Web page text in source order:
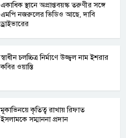
একাধিক স্থানে অপ্রাপ্তবয়স্ক তরুণীর সঙ্গে
এমপি নজরুলের ভিডিও আছে, দাবি
ড্রাইভারের
স্বাধীন চলচ্চিত্র নির্মাণে উজ্জ্বল নাম ইশরার
কবির ওয়াস্তি
মূকাভিনয়ে কৃতিত্ব রাখায় রিফাত
ইসলামকে সম্মাননা প্রদান